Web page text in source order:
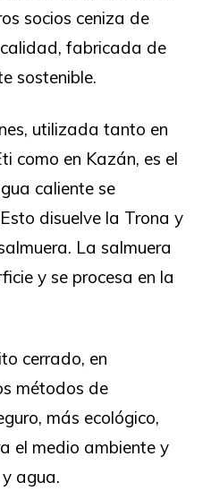
socios ceniza de
fabricada de
sostenible.
utilizada tanto en
como en Kazán, es el
caliente se
disuelve la Trona y
La salmuera
y se procesa en la
cerrado, en
métodos de
más ecológico,
el medio ambiente y
agua.